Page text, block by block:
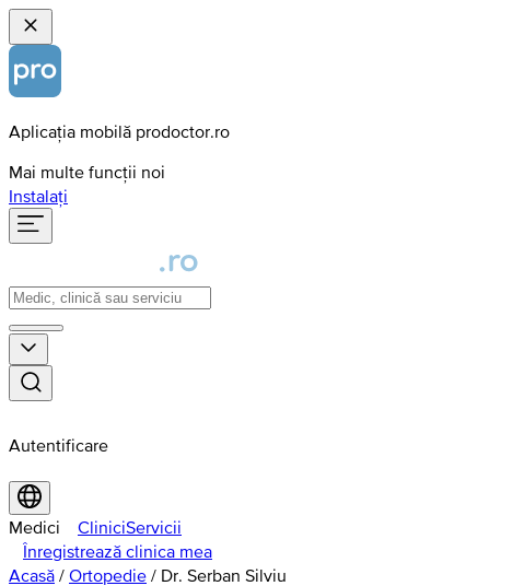
Aplicația mobilă prodoctor.ro
Mai multe funcții noi
Instalați
Autentificare
Medici CliniciServicii
Înregistrează clinica mea
Acasă / Ortopedie / Dr. Serban Silviu